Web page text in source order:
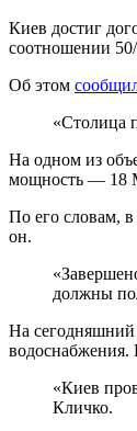
Киев достиг
соотношении 50/
Об этом
«Столица
На одном из
мощность — 18
По его словам,
он.
должны
На сегодняшний
водоснабжения.
«Киев
Кличко.